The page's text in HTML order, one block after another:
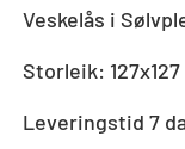
Veskelås i
Storleik:
Leveringstid 7